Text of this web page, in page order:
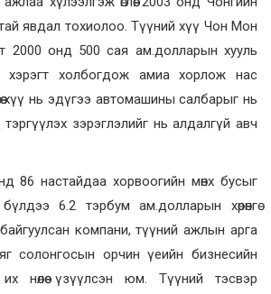
явдал тохиолоо. Түүний хүү Чон Мон
2000 онд 500 сая ам.долларын хууль
хэрэгт холбогдож амиа хорлож нас
хүү нь эдүгээ автомашины салбарыг нь
зэрэглэлийг нь алдалгүй авч
86 настайдаа хорвоогийн мөнх бусыг
6.2 тэрбум ам.долларын хөрөнгө
компани, түүний ажлын арга
солонгосын орчин үеийн бизнесийн
нөлөө үзүүлсэн юм. Түүний тэсвэр